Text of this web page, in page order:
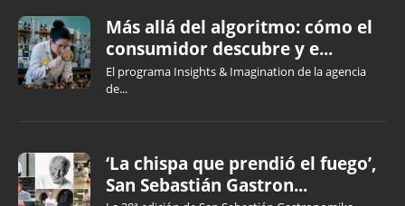
Más allá del algoritmo: cómo el
consumidor descubre y e...
El programa Insights & Imagination de la agencia
de...
‘La chispa que prendió el fuego’,
San Sebastián Gastron...